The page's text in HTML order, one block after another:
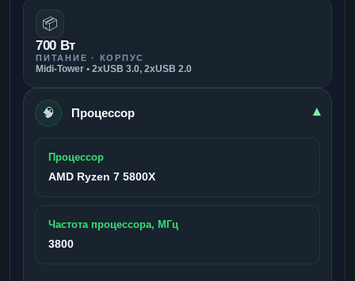
📦
700 Вт
ПИТАНИЕ · КОРПУС
Midi-Tower • 2xUSB 3.0, 2xUSB 2.0
🧠 Процессор ▾
Процессор
AMD Ryzen 7 5800X
Частота процессора, МГц
3800